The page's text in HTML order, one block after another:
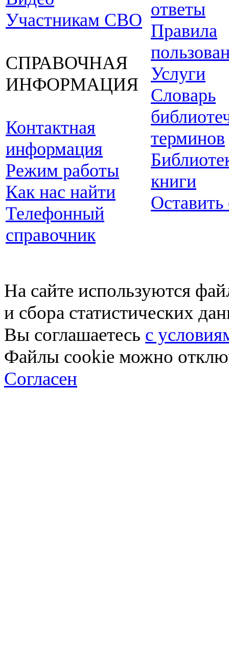
Участникам СВО
СПРАВОЧНАЯ
ИНФОРМАЦИЯ
Контактная
информация
Режим работы
Как нас найти
Телефонный
справочник
ответы
Правила
Услуги
Словарь
терминов
книги
Оставить
На сайте используются
и сбора статистических
Вы соглашаетесь с
Файлы cookie можно
Согласен